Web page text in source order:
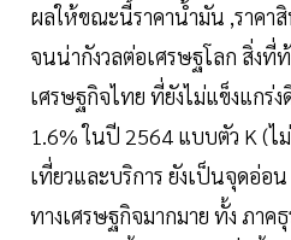
ผลให้ขณะนี้ราคาน้ำมัน ,ราคา
จนน่ากังวลต่อเศรษฐโลก สิ่ง
เศรษฐกิจไทย ที่ยังไม่แข็งแกร่
1.6% ในปี 2564 แบบตัว K (ไ
เที่ยวและบริการ ยังเป็นจุดอ่อ
ทางเศรษฐกิจมากมาย ทั้ง ภาค